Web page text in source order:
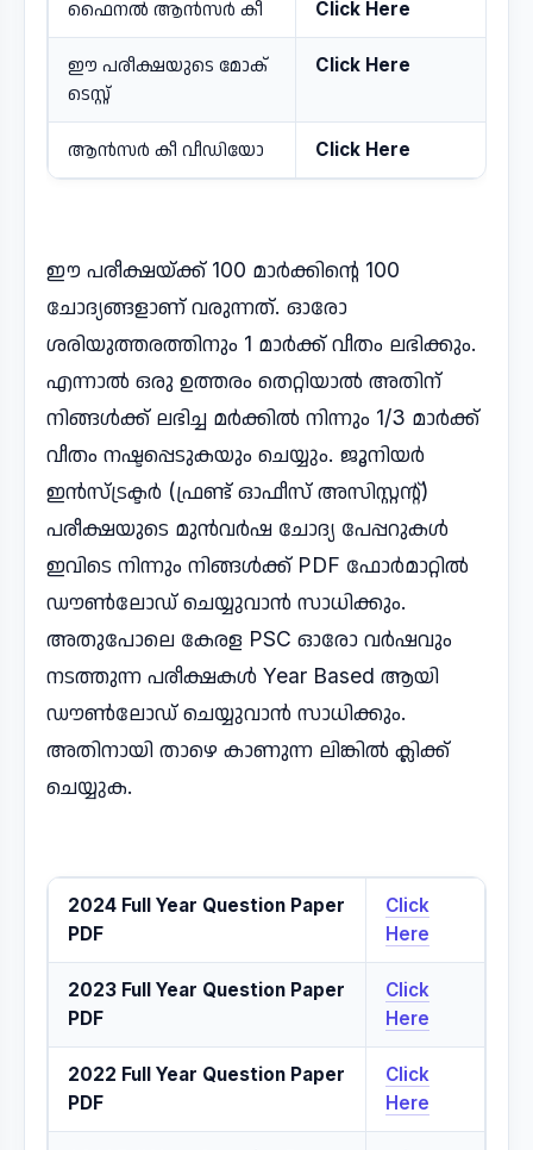
ഫൈനൽ ആൻസർ കീ Click Here
ഈ പരീക്ഷയുടെ മോക്
ടെസ്റ്റ്
Click Here
ആൻസർ കീ വീഡിയോ Click Here
ഈ പരീക്ഷയ്ക്ക് 100 മാർക്കിന്റെ 100
ചോദ്യങ്ങളാണ് വരുന്നത്. ഓരോ
ശരിയുത്തരത്തിനും 1 മാർക്ക് വീതം ലഭിക്കും.
എന്നാൽ ഒരു ഉത്തരം തെറ്റിയാൽ അതിന്
നിങ്ങൾക്ക് ലഭിച്ച മർക്കിൽ നിന്നും 1/3 മാർക്ക്
വീതം നഷ്ടപ്പെടുകയും ചെയ്യും. ജൂനിയർ
ഇൻസ്ട്രക്ടർ (ഫ്രണ്ട് ഓഫീസ് അസിസ്റ്റന്റ്)
പരീക്ഷയുടെ മുൻവർഷ ചോദ്യ പേപ്പറുകൾ
ഇവിടെ നിന്നും നിങ്ങൾക്ക് PDF ഫോർമാറ്റിൽ
ഡൗൺലോഡ് ചെയ്യുവാൻ സാധിക്കും.
അതുപോലെ കേരള PSC ഓരോ വർഷവും
നടത്തുന്ന പരീക്ഷകൾ Year Based ആയി
ഡൗൺലോഡ് ചെയ്യുവാൻ സാധിക്കും.
അതിനായി താഴെ കാണുന്ന ലിങ്കിൽ ക്ലിക്ക്
ചെയ്യുക.
2024 Full Year Question Paper
PDF
Click
Here
2023 Full Year Question Paper
PDF
Click
Here
2022 Full Year Question Paper
PDF
Click
Here